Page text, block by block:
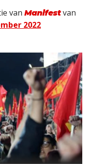
van Manifestvan
2022